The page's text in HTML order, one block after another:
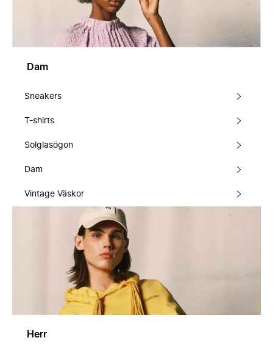
Dam
Sneakers
T-shirts
Solglasögon
Dam
Vintage Väskor
Herr